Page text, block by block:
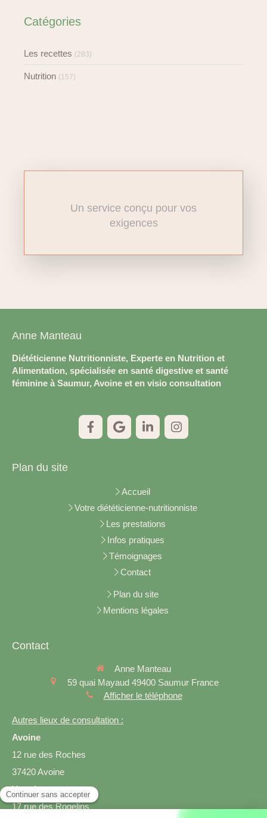
Catégories
Les recettes (283)
Nutrition (157)
Un service conçu pour vos
exigences
Anne Manteau
Diététicienne Nutritionniste, Experte en Nutrition et
Alimentation, spécialisée en santé digestive et santé
féminine à Saumur, Avoine et en visio consultation
Plan du site
Accueil
Votre diététicienne-nutritionniste
Les prestations
Infos pratiques
Témoignages
Contact
Plan du site
Mentions légales
Contact
Anne Manteau
59 quai Mayaud 49400 Saumur France
Afficher le téléphone
Autres lieux de consultation :
Avoine
12 rue des Roches
37420 Avoine
Varrains
17 rue des Rogelins